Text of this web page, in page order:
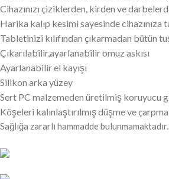
Cihazınızı çiziklerden, kirden ve
Harika kalıp kesimi sayesinde cihazınıza
Tabletinizi kılıfından çıkarmadan bütün
Çıkarılabilir,ayarlanabilir omuz askısı
Ayarlanabilir el kayışı
Silikon arka yüzey
Sert PC malzemeden üretilmiş koruyucu
Köşeleri kalınlaştırılmış düşme ve
Sağlığa zararlı hammadde bulunmamaktadır.